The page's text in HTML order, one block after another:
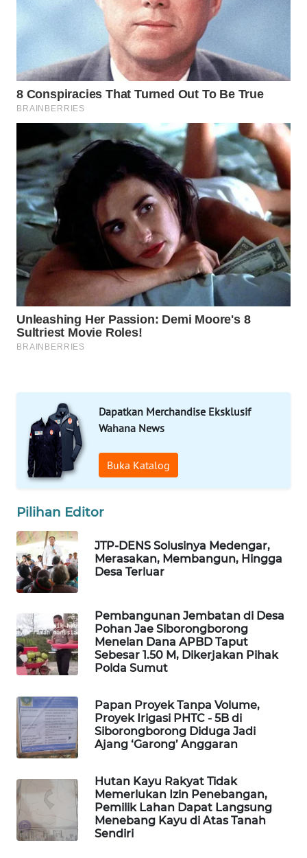
Dapatkan Merchandise Eksklusif
Wahana News
Buka Katalog
Pilihan Editor
JTP-DENS Solusinya Medengar,
Merasakan, Membangun, Hingga
Desa Terluar
Pembangunan Jembatan di Desa
Pohan Jae Siborongborong
Menelan Dana APBD Taput
Sebesar 1.50 M, Dikerjakan Pihak
Polda Sumut
Papan Proyek Tanpa Volume,
Proyek Irigasi PHTC - 5B di
Siborongborong Diduga Jadi
Ajang ‘Garong’ Anggaran
Hutan Kayu Rakyat Tidak
Memerlukan Izin Penebangan,
Pemilik Lahan Dapat Langsung
Menebang Kayu di Atas Tanah
Sendiri
WAHANA
WAHANA
OTOMOTIF
WAHANA
HEALTH
WAHANA
DESA
WISATA
LAPAK
WAHANA
Wahana
Network
KONSUMEN
LISTRIK
WALINKI
ID
MAWAKA
ID
NET
PLN
WATCH
MKLI
LPKKI
LKKI
KOPEKLIN
KONSUMEN
FORWAMKI